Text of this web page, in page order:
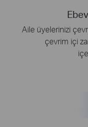
Aile üyelerinizi
çevrim içi